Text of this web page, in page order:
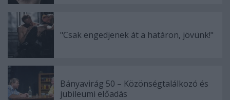
"Csak engedjenek át a határon, jövünk!"
Bányavirág 50 – Közönségtalálkozó és
jubileumi előadás